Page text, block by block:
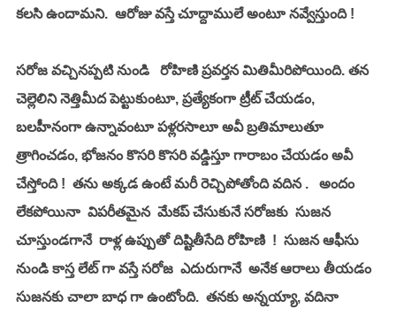
కలసి ఉందామని.  ఆరోజు వస్తే చూద్దాములే అంటూ నవ్వేస్తుంది !
సరోజ వచ్చినప్పటి నుండి   రోహిణి ప్రవర్తన మితిమీరిపోయింది. తన
చెల్లెలిని నెత్తిమీద పెట్టుకుంటూ, ప్రత్యేకంగా ట్రీట్ చేయడం,
బలహీనంగా ఉన్నావంటూ పళ్లరసాలూ అవీ బ్రతిమాలుతూ
త్రాగించడం, భోజనం కొసరి కొసరి వడ్డిస్తూ గారాబం చేయడం అవీ
చేస్తోంది !  తను అక్కడ ఉంటే మరీ రెచ్చిపోతోంది వదిన .   అందం
లేకపోయినా  విపరీతమైన  మేకప్ చేసుకునే సరోజకు  సుజన
చూస్తుండగానే  రాళ్ల ఉప్పుతో దిష్టితీసేది రోహిణి  !  సుజన ఆఫీసు
నుండి కాస్త లేట్ గా వస్తే సరోజ  ఎదురుగానే  అనేక ఆరాలు తీయడం
సుజనకు చాలా బాధ గా ఉంటోంది.  తనకు అన్నయ్యా, వదినా